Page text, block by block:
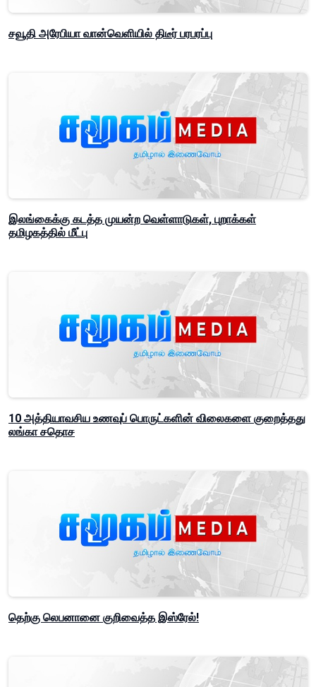
சவூதி அரேபியா வான்வெளியில் திடீர் பரபரப்பு
இலங்கைக்கு கடத்த முயன்ற வெள்ளாடுகள், புறாக்கள்
தமிழகத்தில் மீட்பு
10 அத்தியாவசிய உணவுப் பொருட்களின் விலைகளை குறைத்தது
லங்கா சதொச
தெற்கு லெபனானை குறிவைத்த இஸ்ரேல்!